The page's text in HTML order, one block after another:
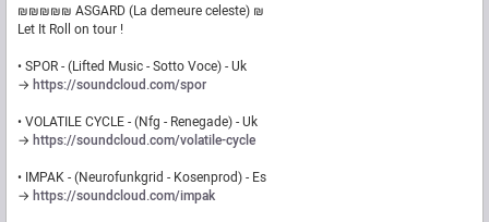
₪₪₪₪₪ ASGARD (La demeure celeste) ₪
Let It Roll on tour !
• SPOR - (Lifted Music - Sotto Voce) - Uk
→ https://soundcloud.com/spor
• VOLATILE CYCLE - (Nfg - Renegade) - Uk
→ https://soundcloud.com/volatile-cycle
• IMPAK - (Neurofunkgrid - Kosenprod) - Es
→ https://soundcloud.com/impak